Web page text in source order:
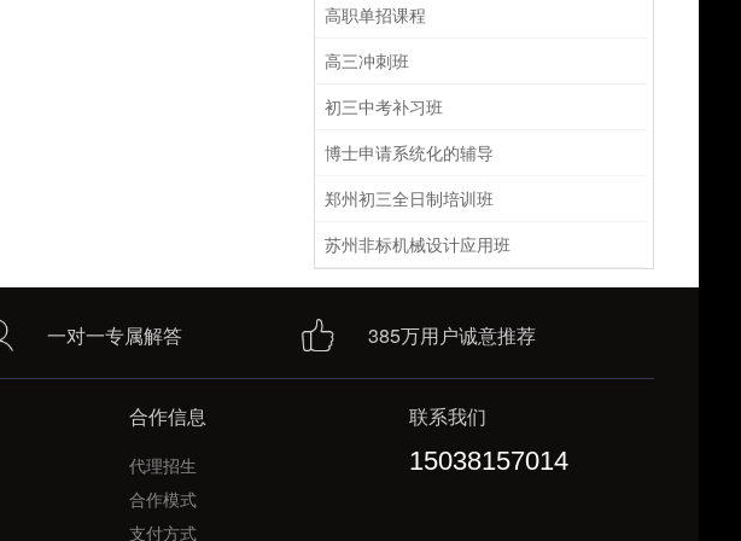
高职单招课程
高三冲刺班
初三中考补习班
博士申请系统化的辅导
郑州初三全日制培训班
苏州非标机械设计应用班
一对一专属解答 385万用户诚意推荐
合作信息
代理招生
合作模式
支付方式
联系我们
15038157014